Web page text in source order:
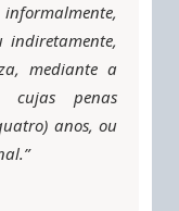
indiretamente,
mediante a
cujas penas
anos, ou